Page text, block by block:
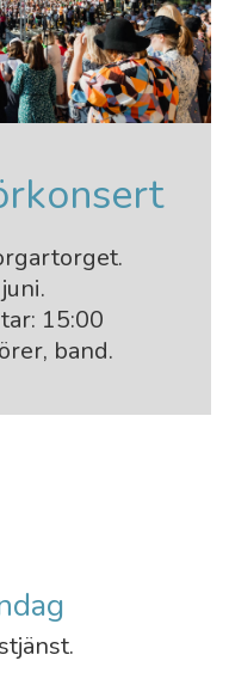
15:00
band.